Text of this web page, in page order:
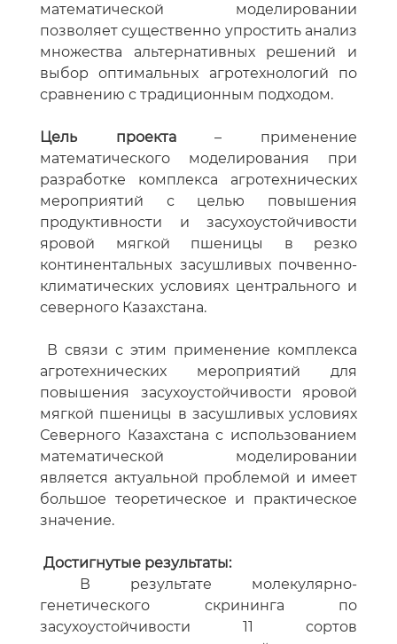
математической моделировании
позволяет существенно упростить анализ
множества альтернативных решений и
выбор оптимальных агротехнологий по
сравнению с традиционным подходом.
Цель проекта– применение
математического моделирования при
разработке комплекса агротехнических
мероприятий с целью повышения
продуктивности и засухоустойчивости
яровой мягкой пшеницы в резко
континентальных засушливых почвенно-
климатических условиях центрального и
северного Казахстана.
В связи с этим применение комплекса
агротехнических мероприятий для
повышения засухоустойчивости яровой
мягкой пшеницы в засушливых условиях
Северного Казахстана с использованием
математической моделировании
является актуальной проблемой и имеет
большое теоретическое и практическое
значение.
Достигнутые результаты:
В результате молекулярно-
генетического скрининга по
засухоустойчивости 11 сортов